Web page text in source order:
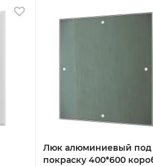
В избранное
Люк алюминиевый под
покраску 400*600